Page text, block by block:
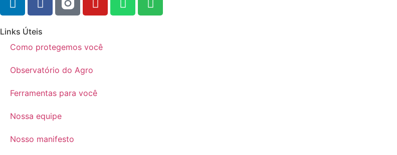
Links Úteis
Como protegemos você
Observatório do Agro
Ferramentas para você
Nossa equipe
Nosso manifesto